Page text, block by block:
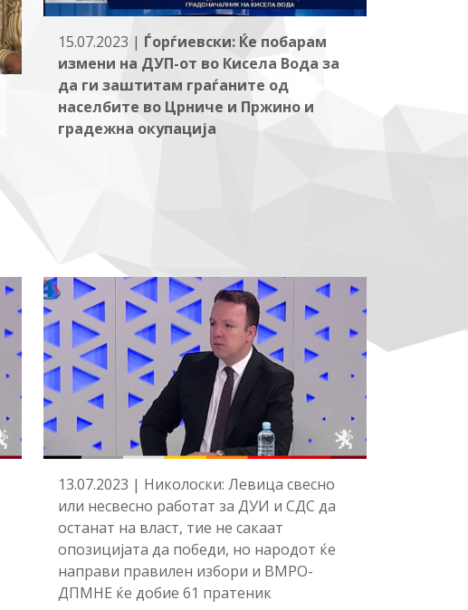
15.07.2023 | Ѓорѓиевски: Ќе побарам
измени на ДУП-от во Кисела Вода за
да ги заштитам граѓаните од
населбите во Црниче и Пржино и
градежна окупација
13.07.2023 | Николоски: Левица свесно
или несвесно работат за ДУИ и СДС да
останат на власт, тие не сакаат
опозицијата да победи, но народот ќе
направи правилен избори и ВМРО-
ДПМНЕ ќе добие 61 пратеник